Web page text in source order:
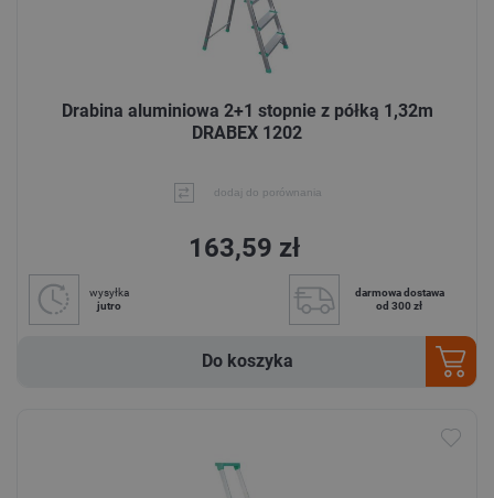
Drabina aluminiowa 2+1 stopnie z półką 1,32m
DRABEX 1202
dodaj do porównania
163,59 zł
wysyłka
jutro
darmowa dostawa
od 300 zł
Do koszyka